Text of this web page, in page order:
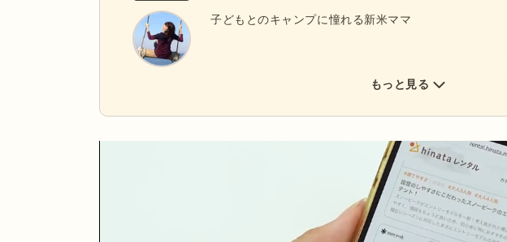
子どもとのキャンプに憧れる新米ママ
もっと見る